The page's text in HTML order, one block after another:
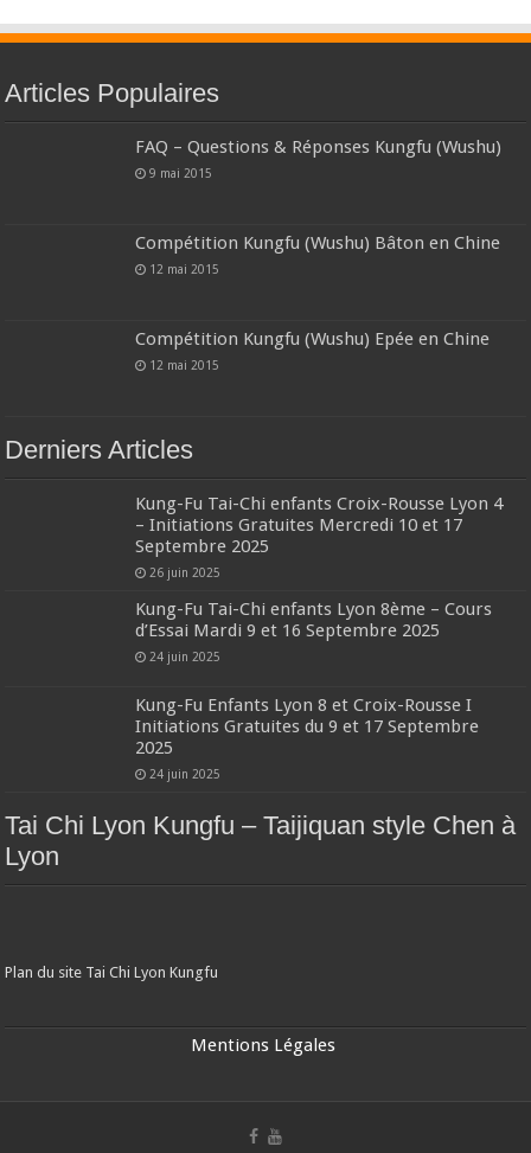
Articles Populaires
FAQ – Questions & Réponses Kungfu (Wushu)
9 mai 2015
Compétition Kungfu (Wushu) Bâton en Chine
12 mai 2015
Compétition Kungfu (Wushu) Epée en Chine
12 mai 2015
Derniers Articles
Kung-Fu Tai-Chi enfants Croix-Rousse Lyon 4
– Initiations Gratuites Mercredi 10 et 17
Septembre 2025
26 juin 2025
Kung-Fu Tai-Chi enfants Lyon 8ème – Cours
d’Essai Mardi 9 et 16 Septembre 2025
24 juin 2025
Kung-Fu Enfants Lyon 8 et Croix-Rousse I
Initiations Gratuites du 9 et 17 Septembre
2025
24 juin 2025
Tai Chi Lyon Kungfu – Taijiquan style Chen à
Lyon
Plan du site Tai Chi Lyon Kungfu
Mentions Légales